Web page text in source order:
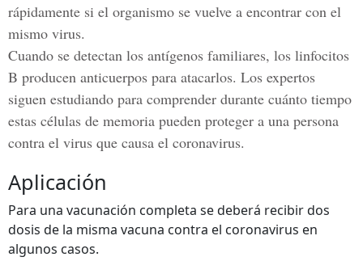
rápidamente si el organismo se vuelve a encontrar con el
mismo virus.
Cuando se detectan los antígenos familiares, los linfocitos
B producen anticuerpos para atacarlos. Los expertos
siguen estudiando para comprender durante cuánto tiempo
estas células de memoria pueden proteger a una persona
contra el virus que causa el coronavirus.
Aplicación
Para una vacunación completa se deberá recibir dos
dosis de la misma vacuna contra el coronavirus en
algunos casos.